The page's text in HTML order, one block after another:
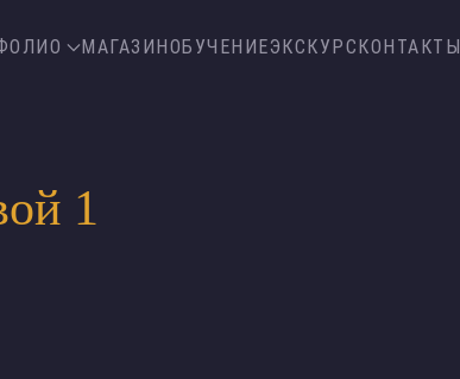
МАГАЗИНОБУЧЕНИЕЭКСКУРСКОНТАКТЫ
1